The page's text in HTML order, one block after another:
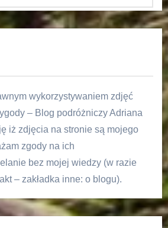
wykorzystywaniem zdjęć
– Blog podróżniczy Adriana
iż zdjęcia na stronie są mojego
zgody na ich
bez mojej wiedzy (w razie
– zakładka inne: o blogu).